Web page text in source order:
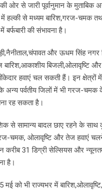
की ओर से जारी पूर्वानुमान के
में हल्की से मध्यम बारिश,गरज-चमक
बर्फबारी की संभावना है।
और ऊधम सिंह
बिजली,ओलावृष्टि
हवाएं चल सकती हैं। इन क्षेत्रों में
पर्वतीय जिलों में भी गरज-चमक
रह सकता है।
से सामान्य बादल छाए रहने के साथ
चमक, ओलावृष्टि और तेज हवाएं
करीब 31 डिग्री सेल्सियस और
है।
मई को भी राज्यभर में